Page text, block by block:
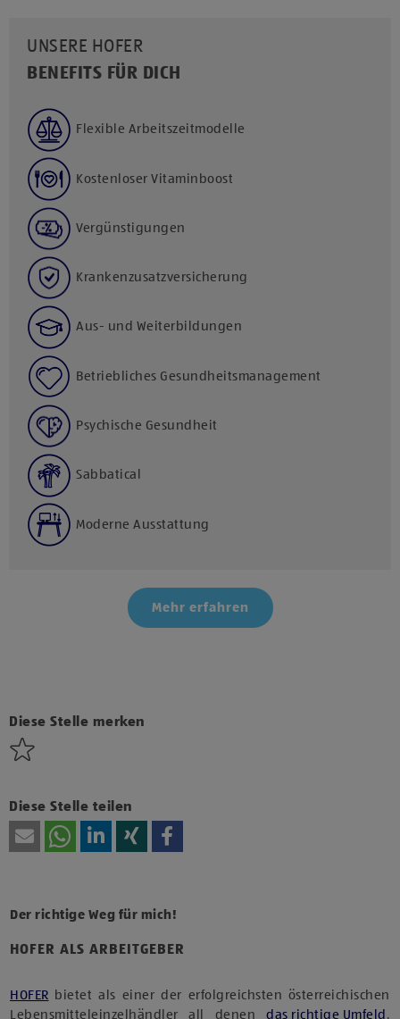
UNSERE HOFER
BENEFITS FÜR DICH
Flexible Arbeitszeitmodelle
Kostenloser Vitaminboost
Vergünstigungen
Krankenzusatzversicherung
Aus- und Weiterbildungen
Betriebliches Gesundheitsmanagement
Psychische Gesundheit
Sabbatical
Moderne Ausstattung
Mehr erfahren
Diese Stelle merken
Diese Stelle teilen
HOFER ALS ARBEITGEBER
Der richtige Weg für mich!
HOFER bietet als einer der erfolgreichsten österreichischen
Lebensmitteleinzelhändler all denen das richtige Umfeld ,